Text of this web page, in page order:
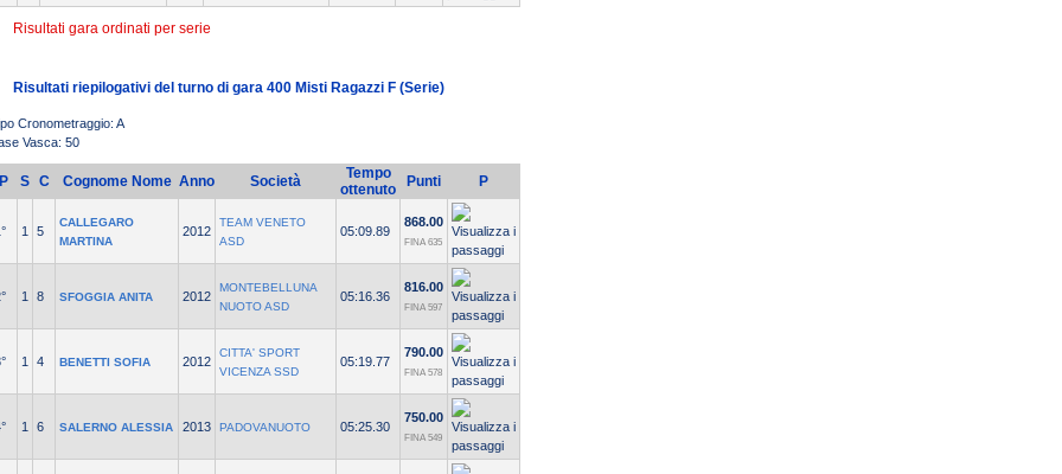
Risultati gara ordinati per serie
Risultati riepilogativi del turno di gara 400 Misti Ragazzi F (Serie)
Cronometraggio: A
Vasca: 50
P S C Cognome Nome Anno Società
Tempo
ottenuto
Punti P
1 5
CALLEGARO
MARTINA
2012
TEAM VENETO
ASD
05:09.89
868.00
FINA 635
1 8 SFOGGIA ANITA 2012
MONTEBELLUNA
NUOTO ASD
05:16.36
816.00
FINA 597
1 4 BENETTI SOFIA 2012
CITTA' SPORT
VICENZA SSD
05:19.77
790.00
FINA 578
1 6 SALERNO ALESSIA 2013 PADOVANUOTO 05:25.30
750.00
FINA 549